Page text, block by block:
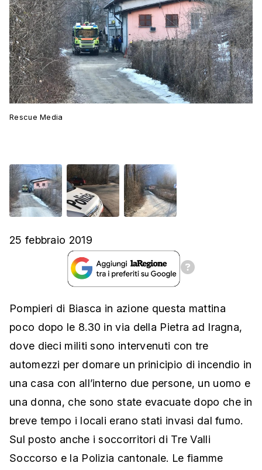
Rescue Media
25 febbraio 2019
Pompieri di Biasca in azione questa mattina
poco dopo le 8.30 in via della Pietra ad Iragna,
dove dieci militi sono intervenuti con tre
automezzi per domare un prinicipio di incendio in
una casa con all’interno due persone, un uomo e
una donna, che sono state evacuate dopo che in
breve tempo i locali erano stati invasi dal fumo.
Sul posto anche i soccorritori di Tre Valli
Soccorso e la Polizia cantonale. Le fiamme